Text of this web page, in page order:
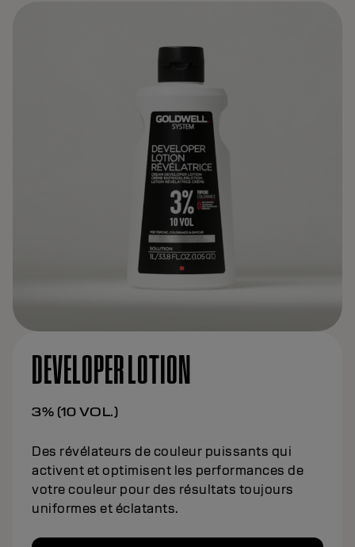
DEVELOPER LOTION
3% (10 VOL.)
Des révélateurs de couleur puissants qui
activent et optimisent les performances de
votre couleur pour des résultats toujours
uniformes et éclatants.